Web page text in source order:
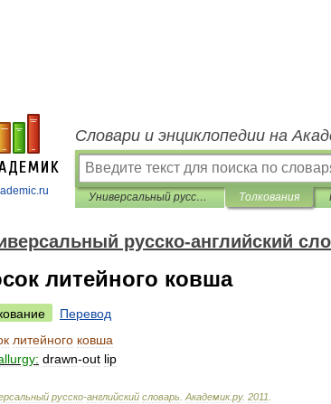
Словари и энциклопедии на
Универсальный русско-английский словарь Толкования
русско-английский
литейного ковша
Перевод
литейного ковша
drawn-out lip
русско-английский словарь Академик.ру. 2011